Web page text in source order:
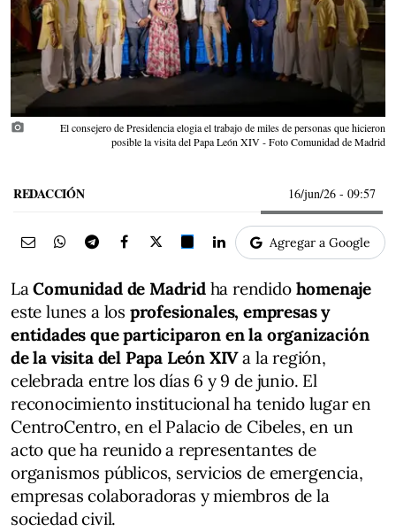
photo_camera
El consejero de Presidencia elogia el trabajo de miles de personas que hicieron
posible la visita del Papa León XIV - Foto Comunidad de Madrid
REDACCIÓN 16/jun/26 - 09:57
Agregar a Google
LaComunidad de Madridha rendido homenaje
este lunes a los profesionales, empresas y
entidades que participaron en la organización
de la visita del Papa León XIVa la región,
celebrada entre los días 6 y 9 de junio. El
reconocimiento institucional ha tenido lugar en
CentroCentro, en el Palacio de Cibeles, en un
acto que ha reunido a representantes de
organismos públicos, servicios de emergencia,
empresas colaboradoras y miembros de la
sociedad civil.